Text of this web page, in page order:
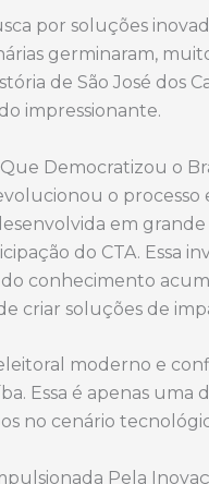
por soluções
germinaram,
de São José dos
impressionante.
Democratizou o
o processo
em
do CTA. Essa
conhecimento
criar soluções de
moderno e
Essa é apenas uma
no cenário
Pela